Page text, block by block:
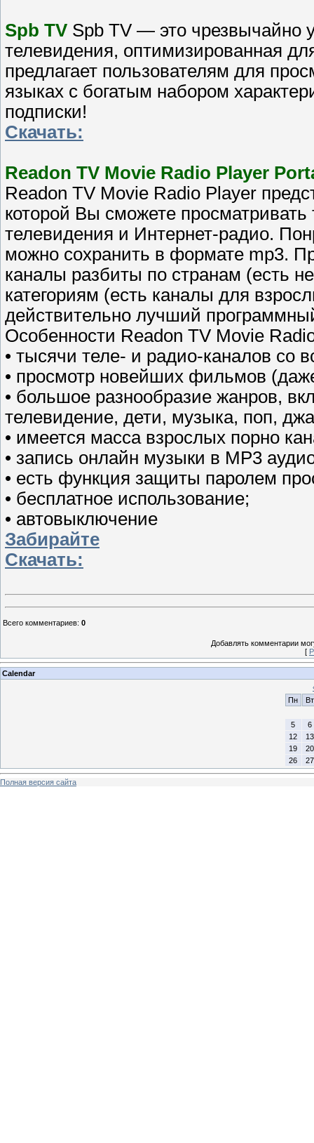
Spb TV Spb TV — это чрезвычайно
телевидения, оптимизированная
предлагает пользователям для
языках с богатым набором
подписки!
Скачать:
Readon TV Movie Radio Player
Readon TV Movie Radio Player
которой Вы сможете
телевидения и Интернет-радио.
можно сохранить в формате mp3.
каналы разбиты по странам (есть
категориям (есть каналы для
действительно лучший
Особенности Readon TV Movie
• тысячи теле- и радио-каналов со
• просмотр новейших фильмов
• большое разнообразие жанров,
телевидение, дети, музыка, поп,
• имеется масса взрослых порно
• запись онлайн музыки в MP3
• есть функция защиты паролем
• бесплатное использование;
• автовыключение
Забирайте
Скачать:
Всего комментариев: 0
Добавлять комментарии
[
Calendar
Пн
Вт
5
6
12
13
19
20
26
27
Полная версия сайта